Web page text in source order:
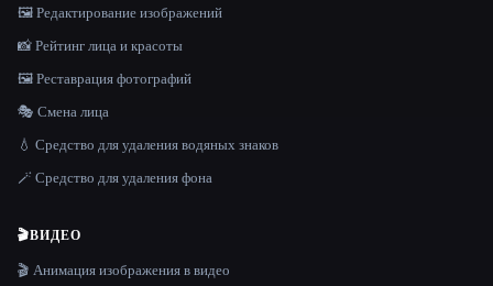
🖼️ Редактирование изображений
📸 Рейтинг лица и красоты
🖼️ Реставрация фотографий
🎭 Смена лица
💧 Средство для удаления водяных знаков
🪄 Средство для удаления фона
🎬ВИДЕО
🎬 Анимация изображения в видео